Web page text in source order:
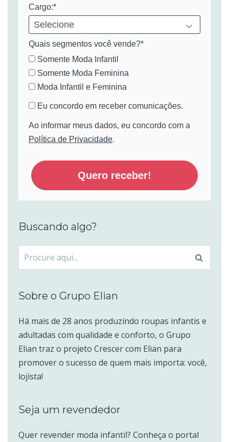
Cargo:*
Quais segmentos você vende?*
Somente Moda Infantil
Somente Moda Feminina
Moda Infantil e Feminina
Eu concordo em receber comunicações.
Ao informar meus dados, eu concordo com a
Política de Privacidade.
Quero receber!
Buscando algo?
Procurar
por:
Sobre o Grupo Elian
Há mais de 28 anos produzindo roupas infantis e
adultadas com qualidade e conforto, o Grupo
Elian traz o projeto Crescer com Elian para
promover o sucesso de quem mais importa: você,
lojista!
Seja um revendedor
Quer revender moda infantil? Conheça o portal